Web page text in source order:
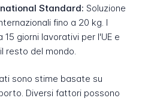
Standard: Soluzione
fino a 20 kg. I
giorni lavorativi per l'UE e
resto del mondo.
sono stime basate su
Diversi fattori possono